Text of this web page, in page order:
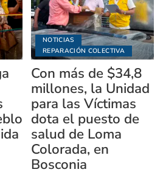
NOTICIAS
REPARACIÓN COLECTIVA
Con más de $34,8
millones, la Unidad
para las Víctimas
dota el puesto de
salud de Loma
Colorada, en
Bosconia